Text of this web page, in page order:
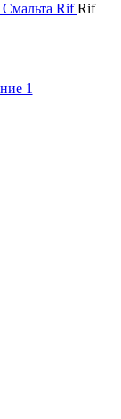
Смальта RifRif